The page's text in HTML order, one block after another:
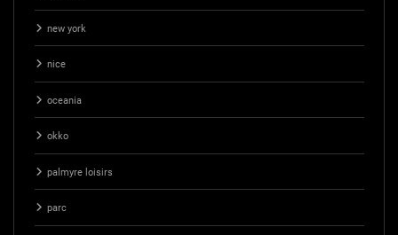
new york
nice
oceania
okko
palmyre loisirs
parc